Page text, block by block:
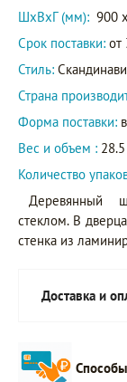
ШxВxГ (мм): 900
Срок поставки: от
Стиль:
Страна
Форма поставки:
Вес и объем :
Количество
Деревянный
стеклом. В
стенка из
Доставка и